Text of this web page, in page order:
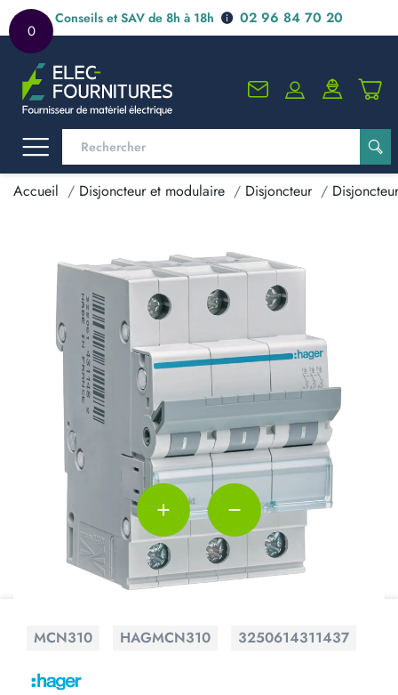
0
Conseils et SAV de 8h à 18h 02 96 84 70 20
Accueil Disjoncteur et modulaire Disjoncteur
MCN310 HAGMCN310 3250614311437
add remove